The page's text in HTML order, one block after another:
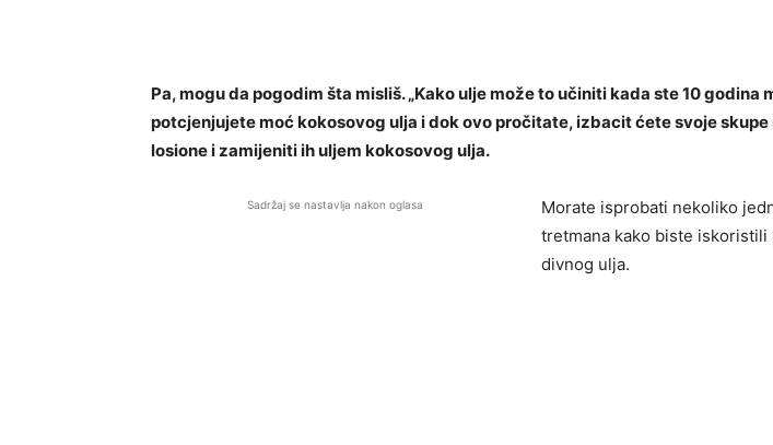
Pa, mogu da pogodim šta misliš. „Kako ulje može to učiniti kada ste 10 godina
potcjenjujete moć kokosovog ulja i dok ovo pročitate, izbacit ćete svoje skupe
losione i zamijeniti ih uljem kokosovog ulja.
Sadržaj se nastavlja nakon oglasa
Morate isprobati nekoliko
tretmana kako biste
divnog ulja.